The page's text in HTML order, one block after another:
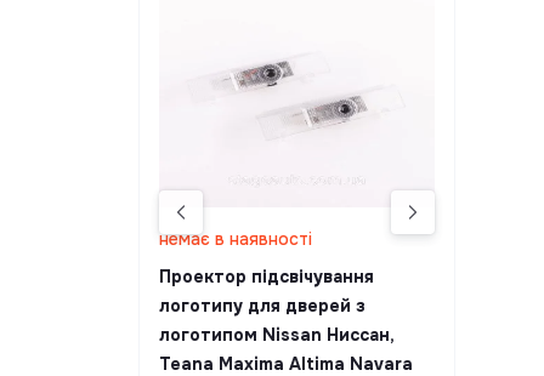
немає в наявності
Проектор підсвічування
логотипу для дверей з
логотипом Nissan Ниссан,
Teana Maxima Altima Navara